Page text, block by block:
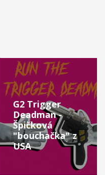
G2 Trigger
Deadman -
Špičková
"bouchačka" z
USA